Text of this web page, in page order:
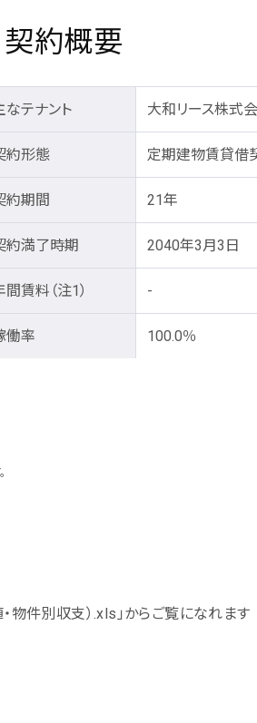
契約概要
なテナント 大和リース株式
約形態 定期建物賃貸借
約期間 21年
約満了時期 2040年3月3日
間賃料 （注1） -
働率 100.0％
・物件別収支）.xls」からご覧になれます